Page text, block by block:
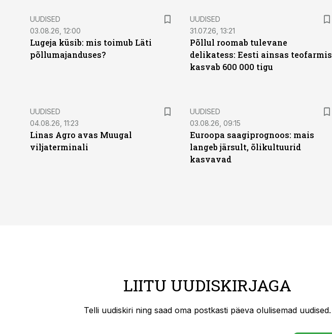
UUDISED
03.08.26, 12:00
Lugeja küsib: mis toimub Läti
põllumajanduses?
UUDISED
31.07.26, 13:21
Põllul roomab tulevane
delikatess: Eesti ainsas teofarmis
kasvab 600 000 tigu
UUDISED
04.08.26, 11:23
Linas Agro avas Muugal
viljaterminali
UUDISED
03.08.26, 09:15
Euroopa saagiprognoos: mais
langeb järsult, õlikultuurid
kasvavad
LIITU UUDISKIRJAGA
Telli uudiskiri ning saad oma postkasti päeva olulisemad uudised.